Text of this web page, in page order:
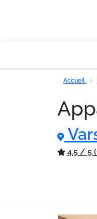
Accueil
4.5 / 5